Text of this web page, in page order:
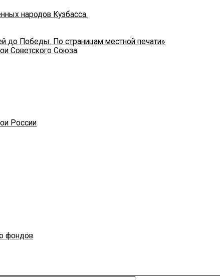
народов Кузбасса.
до Победы. По страницам местной печати»
Советского Союза
России
фондов